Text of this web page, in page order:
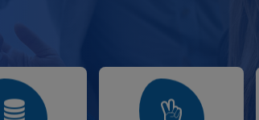
Mai Mult Mai Mult